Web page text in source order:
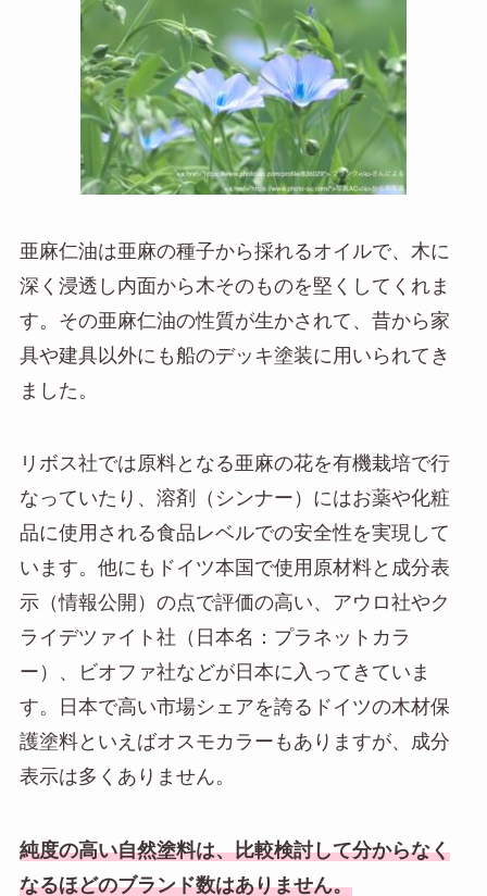
亜麻仁油は亜麻の種子から採れるオイルで、木に
深く浸透し内面から木そのものを堅くしてくれま
す。その亜麻仁油の性質が生かされて、昔から家
具や建具以外にも船のデッキ塗装に用いられてき
ました。
リボス社では原料となる亜麻の花を有機栽培で行
なっていたり、溶剤（シンナー）にはお薬や化粧
品に使用される食品レベルでの安全性を実現して
います。他にもドイツ本国で使用原材料と成分表
示（情報公開）の点で評価の高い、アウロ社やク
ライデツァイト社（日本名：プラネットカラ
ー）、ビオファ社などが日本に入ってきていま
す。日本で高い市場シェアを誇るドイツの木材保
護塗料といえばオスモカラーもありますが、成分
表示は多くありません。
純度の高い自然塗料は、比較検討して分からなく
なるほどのブランド数はありません。